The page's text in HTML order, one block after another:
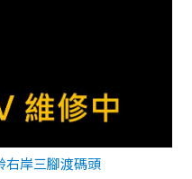
右岸三腳渡碼頭